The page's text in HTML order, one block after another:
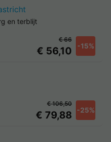
en terblijt
€ 56,10 -15%
€ 66
€ 79,88 -25%
€ 106,50